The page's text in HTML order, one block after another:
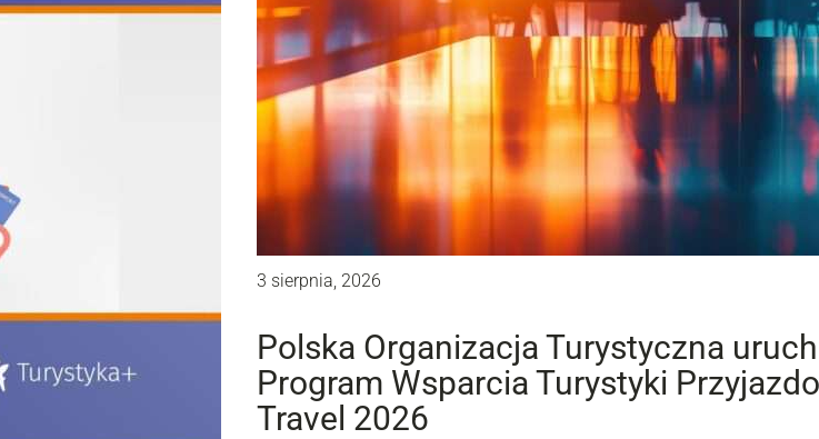
3 sierpnia, 2026
Polska Organizacja Turystyczna
Program Wsparcia Turystyki
Travel 2026